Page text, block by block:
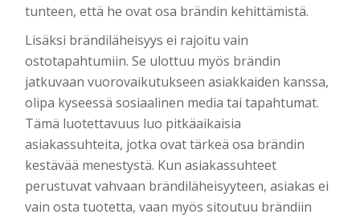
tunteen, että he ovat osa brändin kehittämistä.
Lisäksi brändiläheisyys ei rajoitu vain
ostotapahtumiin. Se ulottuu myös brändin
jatkuvaan vuorovaikutukseen asiakkaiden kanssa,
olipa kyseessä sosiaalinen media tai tapahtumat.
Tämä luotettavuus luo pitkäaikaisia
asiakassuhteita, jotka ovat tärkeä osa brändin
kestävää menestystä. Kun asiakassuhteet
perustuvat vahvaan brändiläheisyyteen, asiakas ei
vain osta tuotetta, vaan myös sitoutuu brändiin